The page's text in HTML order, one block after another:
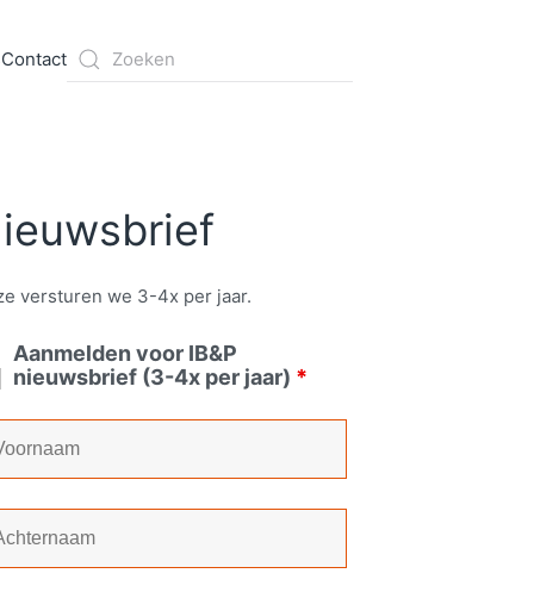
Contact
versturen we 3-4x per jaar.
Aanmelden voor IB&P
nieuwsbrief (3-4x per jaar) *